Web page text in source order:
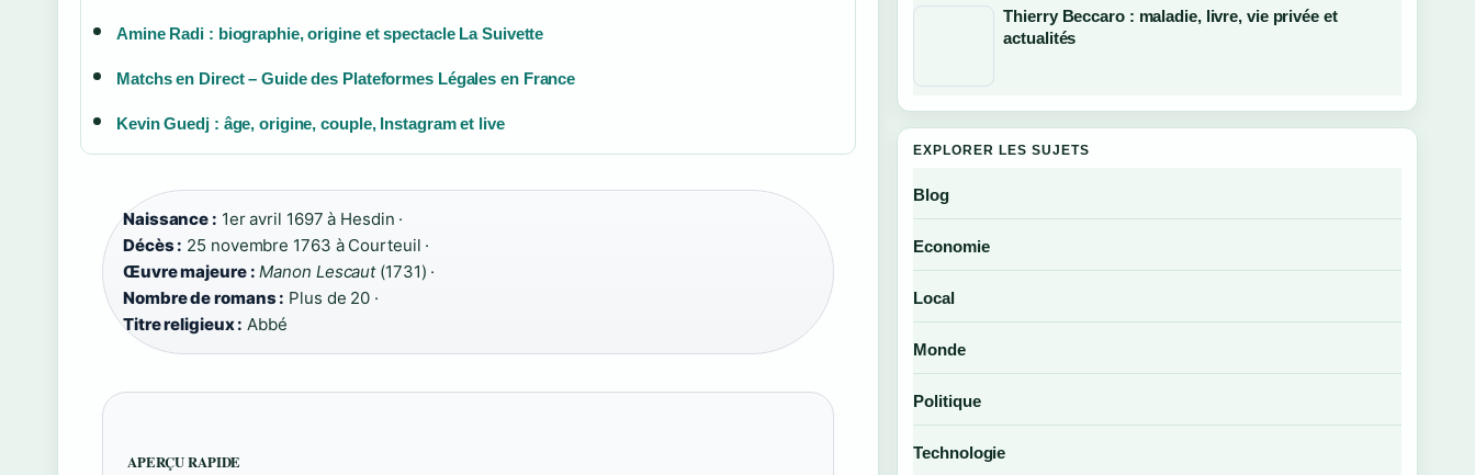
Amine Radi : biographie, origine et spectacle La Suivette
Matchs en Direct – Guide des Plateformes Légales en France
Kevin Guedj : âge, origine, couple, Instagram et live
Naissance : 1er avril 1697 à Hesdin ·
Décès : 25 novembre 1763 à Courteuil ·
Œuvre majeure : Manon Lescaut(1731) ·
Nombre de romans : Plus de 20 ·
Titre religieux : Abbé
APERÇU RAPIDE
Thierry Beccaro : maladie, livre, vie privée et
actualités
EXPLORER LES SUJETS
Blog
Economie
Local
Monde
Politique
Technologie